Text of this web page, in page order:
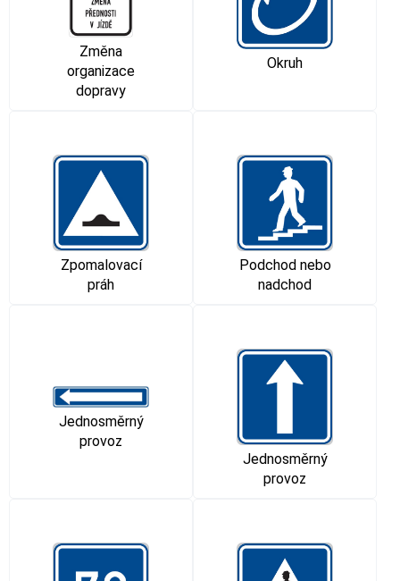
Změna
organizace
dopravy
Okruh
Zpomalovací
práh
Podchod nebo
nadchod
Jednosměrný
provoz
Jednosměrný
provoz